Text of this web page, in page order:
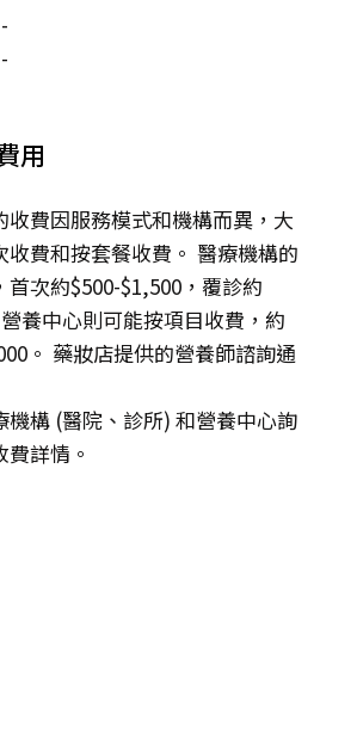
用
收費因服務模式和機構而異，大
收費和按套餐收費。 醫療機構的
首次約$500-$1,500，覆診約
養中心則可能按項目收費，約
。 藥妝店提供的營養師諮詢通
機構 (醫院、診所) 和營養中心詢
詳情。